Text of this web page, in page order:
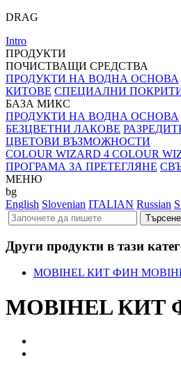
DRAG
Intro
ПРОДУКТИ
ПОЧИСТВАЩИ СРЕДСТВА
ПРОДУКТИ НА ВОДНА ОСНОВА
КИТОВЕ СПЕЦИАЛНИ
БАЗА МИКС
ПРОДУКТИ НА ВОДНА ОСНОВА
БЕЗЦВЕТНИ ЛАКОВЕ
ЦВЕТОВИ ВЪЗМОЖНОСТИ
COLOUR WIZARD 4 COLOUR
ПРОГРАМА ЗА ПРЕТЕГЛЯНЕ
МЕНЮ
bg
English Slovenian ITALIAN Russian
Други продукти в тази
MOBIHEL КИТ ФИН
MOBIHEL КИТ